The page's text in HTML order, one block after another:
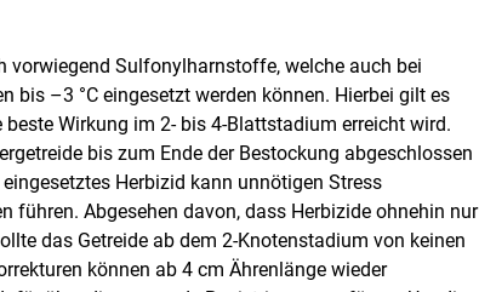
vorwiegend Sulfonylharnstoffe, welche auch bei
bis –3 °C eingesetzt werden können. Hierbei gilt es
Wirkung im 2- bis 4-Blattstadium erreicht wird.
bis zum Ende der Bestockung abgeschlossen
Herbizid kann unnötigen Stress
führen. Abgesehen davon, dass Herbizide ohnehin nur
das Getreide ab dem 2-Knotenstadium von keinen
können ab 4 cm ­Ährenlänge wieder